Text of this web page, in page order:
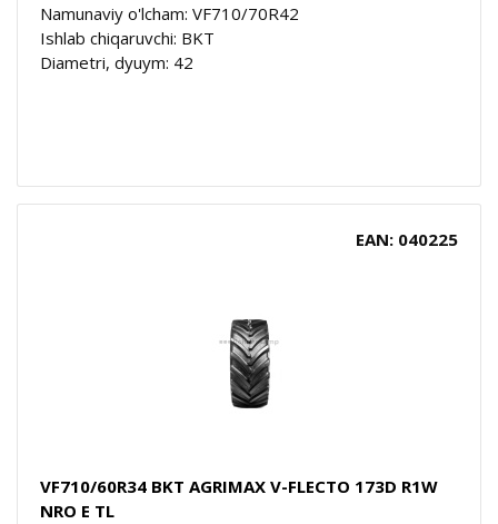
Namunaviy o'lcham: VF710/70R42
Ishlab chiqaruvchi: BKT
Diametri, dyuym: 42
EAN: 040225
VF710/60R34 BKT AGRIMAX V-FLECTO 173D R1W
NRO E TL